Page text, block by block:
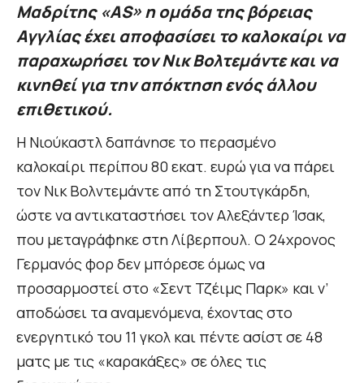
Μαδρίτης «AS» η ομάδα της βόρειας
Αγγλίας έχει αποφασίσει το καλοκαίρι να
παραχωρήσει τον Νικ Βολτεμάντε και να
κινηθεί για την απόκτηση ενός άλλου
επιθετικού.
Η Νιούκαστλ δαπάνησε το περασμένο
καλοκαίρι περίπου 80 εκατ. ευρώ για να πάρει
τον Νικ Βολντεμάντε από τη Στουτγκάρδη,
ώστε να αντικαταστήσει τον Αλεξάντερ Ίσακ,
που μεταγράφηκε στη Λίβερπουλ. Ο 24χρονος
Γερμανός φορ δεν μπόρεσε όμως να
προσαρμοστεί στο «Σεντ Τζέιμς Παρκ» και ν’
αποδώσει τα αναμενόμενα, έχοντας στο
ενεργητικό του 11 γκολ και πέντε ασίστ σε 48
ματς με τις «καρακάξες» σε όλες τις